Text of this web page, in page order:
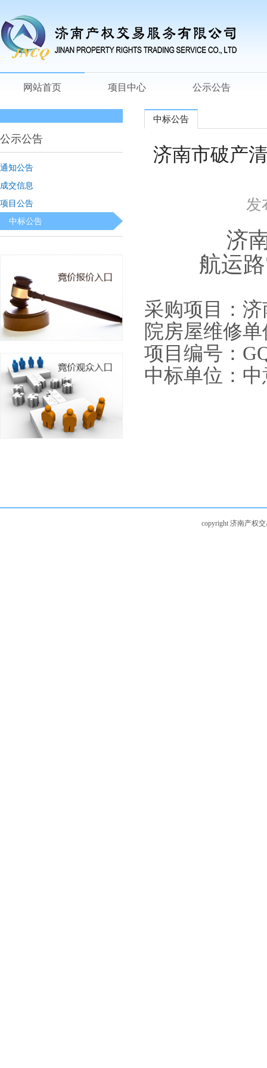
网站首页 项目中心 公示公告
公示公告
通知公告
成交信息
项目公告
中标公告
中标公告
济南市破产
发
济
航运路
采购项目：
院房屋维修单
项目编号：
中标单位： 中
copyright 济南产权